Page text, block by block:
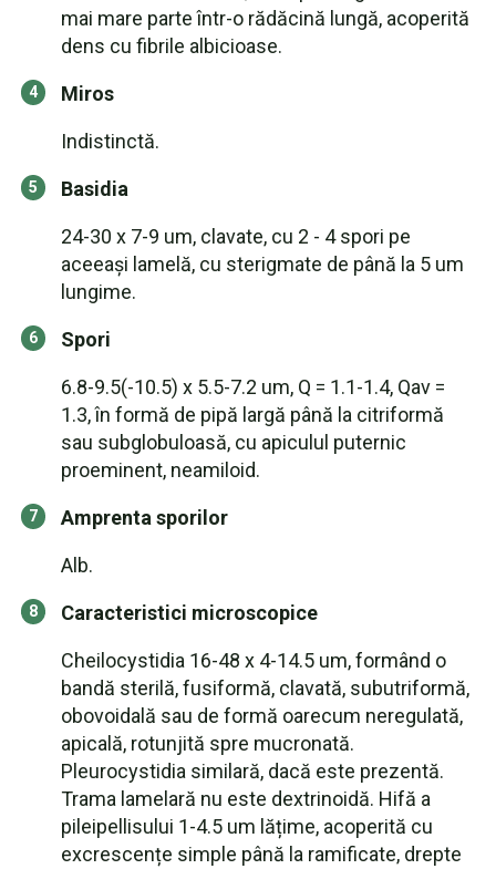
mai mare parte într-o rădăcină lungă, acoperită
dens cu fibrile albicioase.
Miros
Indistinctă.
Basidia
24-30 x 7-9 um, clavate, cu 2 - 4 spori pe
aceeași lamelă, cu sterigmate de până la 5 um
lungime.
Spori
6.8-9.5(-10.5) x 5.5-7.2 um, Q = 1.1-1.4, Qav =
1.3, în formă de pipă largă până la citriformă
sau subglobuloasă, cu apiculul puternic
proeminent, neamiloid.
Amprenta sporilor
Alb.
Caracteristici microscopice
Cheilocystidia 16-48 x 4-14.5 um, formând o
bandă sterilă, fusiformă, clavată, subutriformă,
obovoidală sau de formă oarecum neregulată,
apicală, rotunjită spre mucronată.
Pleurocystidia similară, dacă este prezentă.
Trama lamelară nu este dextrinoidă. Hifă a
pileipellisului 1-4.5 um lățime, acoperită cu
excrescențe simple până la ramificate, drepte